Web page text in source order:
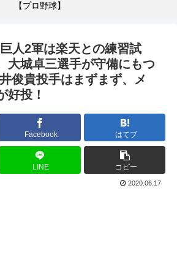
【プロ野球】
人2軍は楽天との練習試
大城卓三選手が守備にもつ
俊貴投手はまずまず、メ
好投！
Facebook はてブ
LINE コピー
2020.06.17